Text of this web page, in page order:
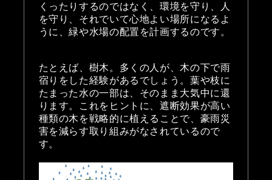
くったりするのではなく、環境を守り、人
を守り、それでいて心地よい場所になるよ
うに、緑や水場の配置を計画するのです。
たとえば、樹木。多くの人が、木の下で雨
宿りをした経験があるでしょう。葉や枝に
たまった水の一部は、そのまま大気中に還
ります。これをヒントに、遮断効果が高い
種類の木を戦略的に植えることで、豪雨災
害を減らす取り組みがなされているので
す。